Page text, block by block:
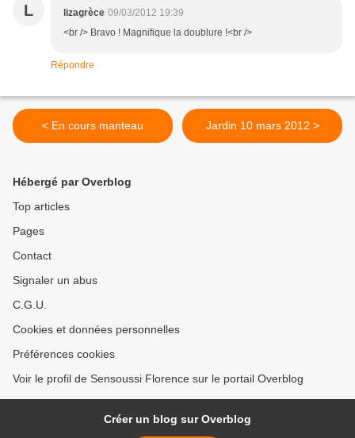
L lizagrèce 09/03/2012 19:39
<br /> Bravo ! Magnifique la doublure !<br />
Répondre
< En cours manteau Jardin 10 mars 2012 >
Hébergé par Overblog
Top articles
Pages
Contact
Signaler un abus
C.G.U.
Cookies et données personnelles
Préférences cookies
Voir le profil de Sensoussi Florence sur le portail Overblog
Créer un blog sur Overblog